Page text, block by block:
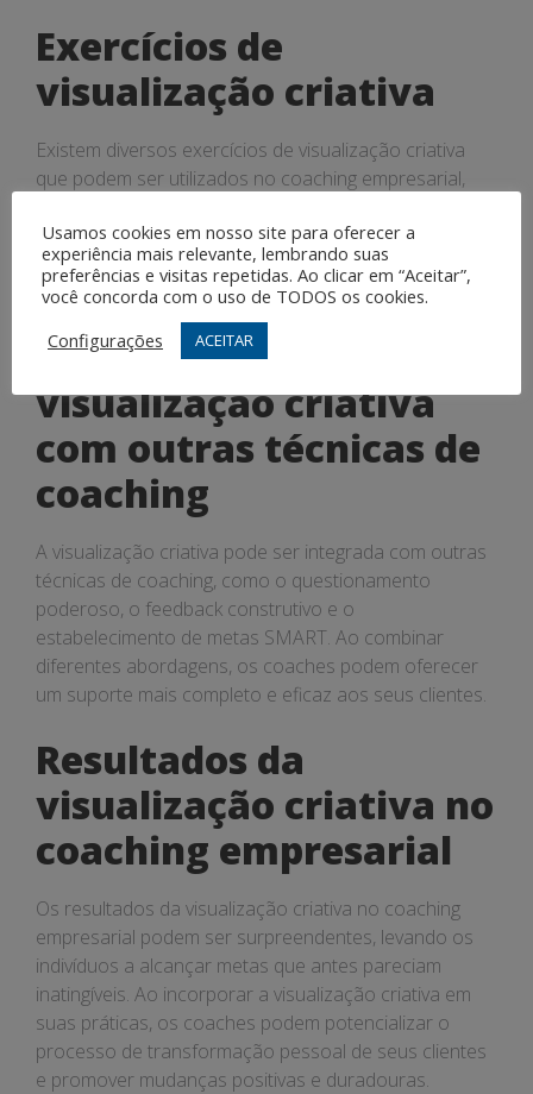
Exercícios de
visualização criativa
Existem diversos exercícios de visualização criativa
que podem ser utilizados no coaching empresarial,
bem-sucedida, a visualização de uma apresentação
impactante ou a visualização de um ambiente de
trabalho harmonioso e produtivo.
Integração da
visualização criativa
com outras técnicas de
coaching
A visualização criativa pode ser integrada com outras
técnicas de coaching, como o questionamento
poderoso, o feedback construtivo e o
estabelecimento de metas SMART. Ao combinar
diferentes abordagens, os coaches podem oferecer
um suporte mais completo e eficaz aos seus clientes.
Resultados da
visualização criativa no
coaching empresarial
Os resultados da visualização criativa no coaching
empresarial podem ser surpreendentes, levando os
indivíduos a alcançar metas que antes pareciam
inatingíveis. Ao incorporar a visualização criativa em
suas práticas, os coaches podem potencializar o
processo de transformação pessoal de seus clientes
e promover mudanças positivas e duradouras.
Usamos cookies em nosso site para oferecer a
experiência mais relevante, lembrando suas
preferências e visitas repetidas. Ao clicar em “Aceitar”,
você concorda com o uso de TODOS os cookies.
Configurações
ACEITAR